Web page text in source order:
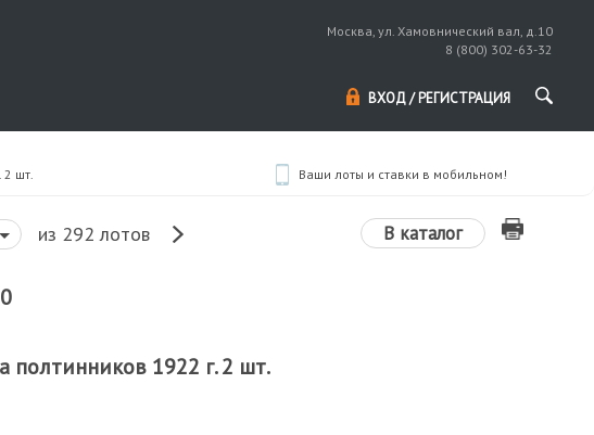
Москва, ул. Хамовнический вал, д.10
8 (800) 302-63-32
ВХОД / РЕГИСТРАЦИЯ
2 шт. Ваши лоты и ставки в мобильном!
из 292 лотов В каталог
полтинников 1922 г. 2 шт.